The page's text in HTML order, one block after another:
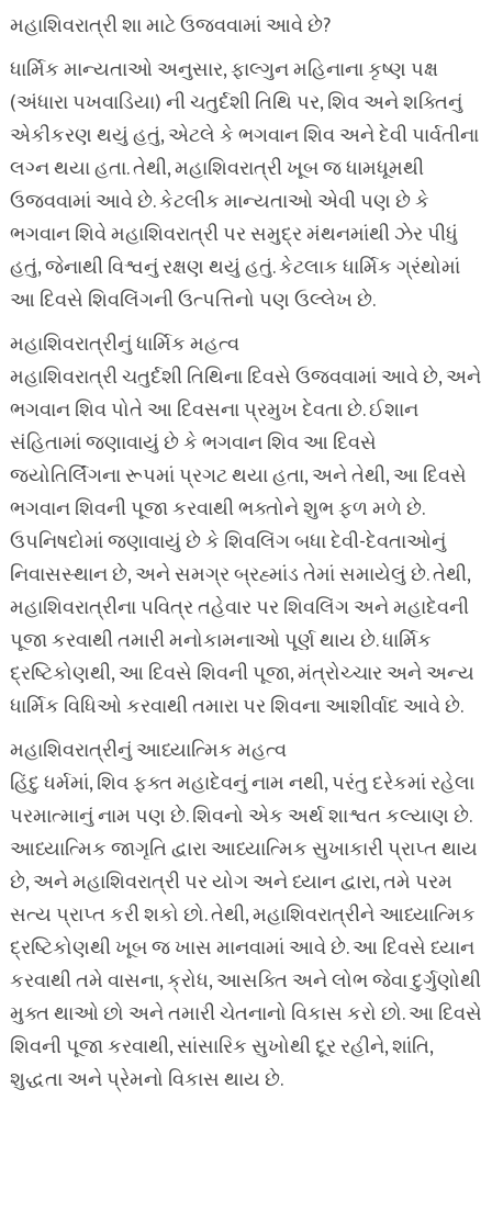
મહાશિવરાત્રી શા માટે ઉજવવામાં આવે છે?
ધાર્મિક માન્યતાઓ અનુસાર, ફાલ્ગુન મહિનાના કૃષ્ણ પક્ષ
(અંધારા પખવાડિયા) ની ચતુર્દશી તિથિ પર, શિવ અને શક્તિનું
એકીકરણ થયું હતું, એટલે કે ભગવાન શિવ અને દેવી પાર્વતીના
લગ્ન થયા હતા. તેથી, મહાશિવરાત્રી ખૂબ જ ધામધૂમથી
ઉજવવામાં આવે છે. કેટલીક માન્યતાઓ એવી પણ છે કે
ભગવાન શિવે મહાશિવરાત્રી પર સમુદ્ર મંથનમાંથી ઝેર પીધું
હતું, જેનાથી વિશ્વનું રક્ષણ થયું હતું. કેટલાક ધાર્મિક ગ્રંથોમાં
આ દિવસે શિવલિંગની ઉત્પત્તિનો પણ ઉલ્લેખ છે.
મહાશિવરાત્રીનું ધાર્મિક મહત્વ
મહાશિવરાત્રી ચતુર્દશી તિથિના દિવસે ઉજવવામાં આવે છે, અને
ભગવાન શિવ પોતે આ દિવસના પ્રમુખ દેવતા છે. ઈશાન
સંહિતામાં જણાવાયું છે કે ભગવાન શિવ આ દિવસે
જ્યોતિર્લિંગના રૂપમાં પ્રગટ થયા હતા, અને તેથી, આ દિવસે
ભગવાન શિવની પૂજા કરવાથી ભક્તોને શુભ ફળ મળે છે.
ઉપનિષદોમાં જણાવાયું છે કે શિવલિંગ બધા દેવી-દેવતાઓનું
નિવાસસ્થાન છે, અને સમગ્ર બ્રહ્માંડ તેમાં સમાયેલું છે. તેથી,
મહાશિવરાત્રીના પવિત્ર તહેવાર પર શિવલિંગ અને મહાદેવની
પૂજા કરવાથી તમારી મનોકામનાઓ પૂર્ણ થાય છે. ધાર્મિક
દ્રષ્ટિકોણથી, આ દિવસે શિવની પૂજા, મંત્રોચ્ચાર અને અન્ય
ધાર્મિક વિધિઓ કરવાથી તમારા પર શિવના આશીર્વાદ આવે છે.
મહાશિવરાત્રીનું આધ્યાત્મિક મહત્વ
હિંદુ ધર્મમાં, શિવ ફક્ત મહાદેવનું નામ નથી, પરંતુ દરેકમાં રહેલા
પરમાત્માનું નામ પણ છે. શિવનો એક અર્થ શાશ્વત કલ્યાણ છે.
આધ્યાત્મિક જાગૃતિ દ્વારા આધ્યાત્મિક સુખાકારી પ્રાપ્ત થાય
છે, અને મહાશિવરાત્રી પર યોગ અને ધ્યાન દ્વારા, તમે પરમ
સત્ય પ્રાપ્ત કરી શકો છો. તેથી, મહાશિવરાત્રીને આધ્યાત્મિક
દ્રષ્ટિકોણથી ખૂબ જ ખાસ માનવામાં આવે છે. આ દિવસે ધ્યાન
કરવાથી તમે વાસના, ક્રોધ, આસક્તિ અને લોભ જેવા દુર્ગુણોથી
મુક્ત થાઓ છો અને તમારી ચેતનાનો વિકાસ કરો છો. આ દિવસે
શિવની પૂજા કરવાથી, સાંસારિક સુખોથી દૂર રહીને, શાંતિ,
શુદ્ધતા અને પ્રેમનો વિકાસ થાય છે.